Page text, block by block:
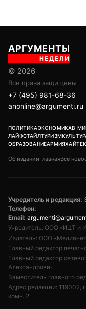
АРГУМЕНТЫ
НЕДЕЛИ
© 2026
Все права защищены
+7 (495) 981-68-36
anonline@argumenti.ru
ПОЛИТИКАЭКОНОМИКАВ
ЛАЙФСТАЙЛТУРИЗМ
ОБРАЗОВАНИЕАРМИЯ
Об изданииГлавнаяВсе
Учредитель и редакция:
Телефон:
Email:
Учредитель: ООО «ИЦТ и
Издатель: ООО
Главный редактор
Главный редактор
Александрович
Заместитель главного
Адрес редакции: 119002,
комн. 2